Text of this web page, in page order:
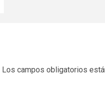
Los campos obligatorios